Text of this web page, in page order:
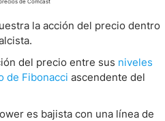
de Comcast
la acción del precio dentro
del precio entre sus niveles
de Fibonacci ascendente del
es bajista con una línea de